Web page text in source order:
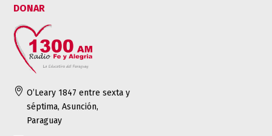
DONAR
 O’Leary 1847 entre sexta y
séptima, Asunción,
Paraguay